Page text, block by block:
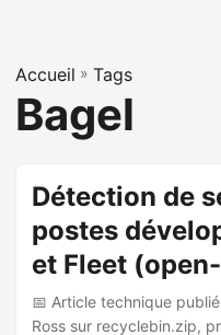
Accueil » Tags
Bagel
Détection de
postes
et Fleet
📅 Article technique
Ross sur recyclebin.zip,